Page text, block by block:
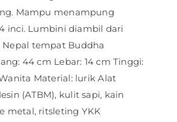
Mampu menampung
inci. Lumbini diambil dari
tempat Buddha
44 cm Lebar: 14 cm Tinggi:
Material: lurik Alat
(ATBM), kulit sapi, kain
metal, ritsleting YKK